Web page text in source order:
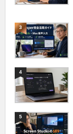
3
4
5